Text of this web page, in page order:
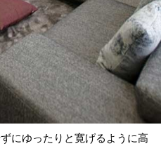
にゆったりと寛げるように高